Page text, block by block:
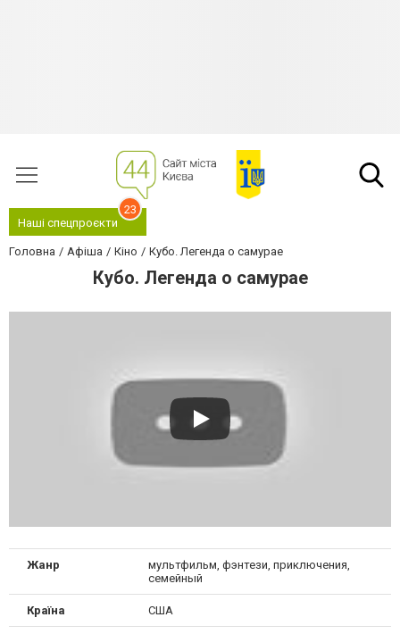
Наші спецпроєкти
23
Головна Афіша Кіно Кубо. Легенда о самурае
Кубо. Легенда о самурае
Жанр
мультфильм, фэнтези, приключения,
семейный
Країна США